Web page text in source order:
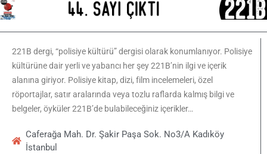
221B dergi, “polisiye kültürü” dergisi olarak konumlanıyor. Polisiye
kültürüne dair yerli ve yabancı her şey 221B’nin ilgi ve içerik
alanına giriyor. Polisiye kitap, dizi, film incelemeleri, özel
röportajlar, satır aralarında veya tozlu raflarda kalmış bilgi ve
belgeler, öyküler 221B’de bulabileceğiniz içerikler…
Caferağa Mah. Dr. Şakir Paşa Sok. No3/A Kadıköy
İstanbul